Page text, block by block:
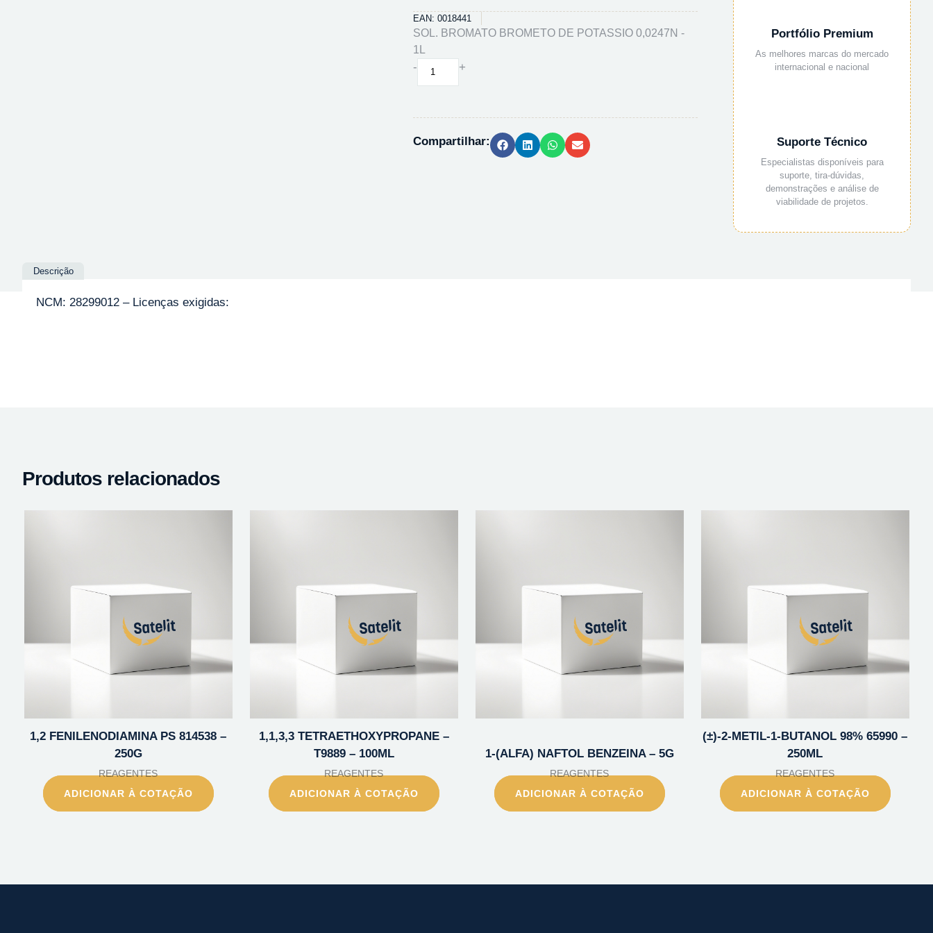
EAN: 0018441
SOL. BROMATO BROMETO DE POTASSIO 0,0247N -
1L
-
SOL.
BROMATO
DE
POTASSIO
+
Compartilhar:
Portfólio Premium
As melhores marcas do mercado
internacional e nacional
Suporte Técnico
Especialistas disponíveis para
suporte, tira-dúvidas,
demonstrações e análise de
viabilidade de projetos.
Descrição
NCM: 28299012 – Licenças exigidas:
Produtos relacionados
1,2 FENILENODIAMINA PS 814538 –
250G
REAGENTES
ADICIONAR À COTAÇÃO
1,1,3,3 TETRAETHOXYPROPANE –
T9889 – 100ML
REAGENTES
ADICIONAR À COTAÇÃO
1-(ALFA) NAFTOL BENZEINA – 5G
REAGENTES
ADICIONAR À COTAÇÃO
(±)-2-METIL-1-BUTANOL 98% 65990 –
250ML
REAGENTES
ADICIONAR À COTAÇÃO